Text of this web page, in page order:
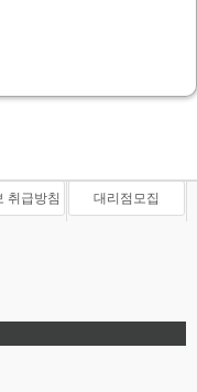
취급방침 대리점모집